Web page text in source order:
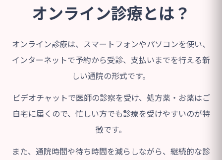
オンライン診療とは？
オンライン診療は、スマートフォンやパソコンを使い、
インターネットで予約から受診、支払いまでを行える新
しい通院の形式です。
ビデオチャットで医師の診察を受け、処方薬・お薬はご
自宅に届くので、忙しい方でも診療を受けやすいのが特
徴です。
また、通院時間や待ち時間を減らしながら、継続的な診